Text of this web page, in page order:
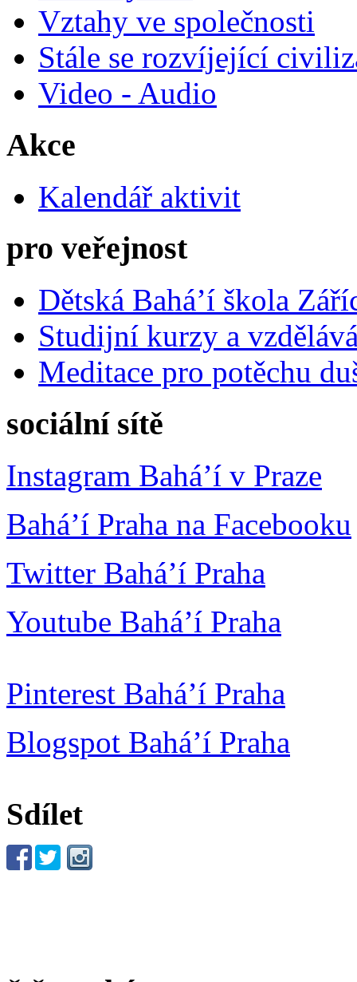
Vztahy ve společnosti
Stále se rozvíjející
Video - Audio
Akce
Kalendář aktivit
pro veřejnost
Dětská Bahá’í škola
Studijní kurzy a
Meditace pro potěchu
sociální sítě
Instagram Bahá’í v Praze
Bahá’í Praha na Facebooku
Twitter Bahá’í Praha
Youtube Bahá’í Praha
Pinterest Bahá’í Praha
Blogspot Bahá’í Praha
Sdílet